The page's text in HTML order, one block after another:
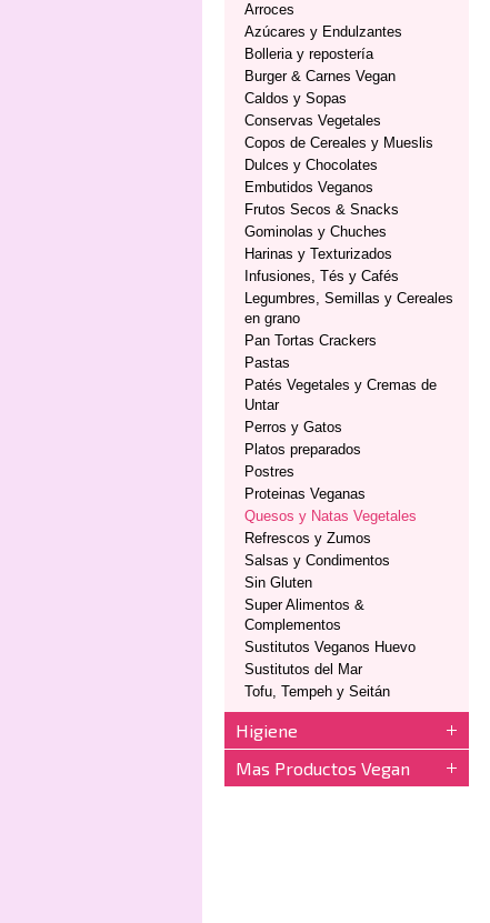
Arroces
Azúcares y Endulzantes
Bolleria y repostería
Burger & Carnes Vegan
Caldos y Sopas
Conservas Vegetales
Copos de Cereales y Mueslis
Dulces y Chocolates
Embutidos Veganos
Frutos Secos & Snacks
Gominolas y Chuches
Harinas y Texturizados
Infusiones, Tés y Cafés
Legumbres, Semillas y Cereales
en grano
Pan Tortas Crackers
Pastas
Patés Vegetales y Cremas de
Untar
Perros y Gatos
Platos preparados
Postres
Proteinas Veganas
Quesos y Natas Vegetales
Refrescos y Zumos
Salsas y Condimentos
Sin Gluten
Super Alimentos &
Complementos
Sustitutos Veganos Huevo
Sustitutos del Mar
Tofu, Tempeh y Seitán
Higiene
Mas Productos Vegan